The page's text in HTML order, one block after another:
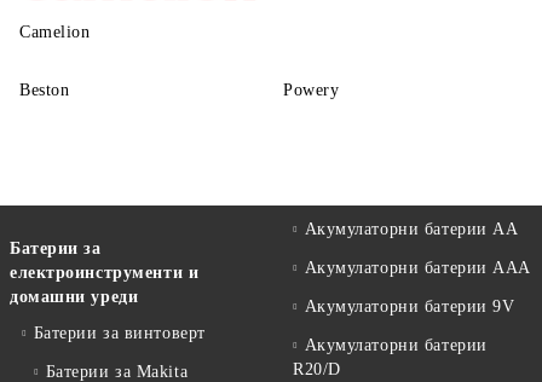
Camelion
Beston Powery
Батерии за
електроинструменти и
домашни уреди
Батерии за винтоверт
Батерии за Makita
Акумулаторни батерии АА
Акумулаторни батерии AAA
Акумулаторни батерии 9V
Акумулаторни батерии
R20/D